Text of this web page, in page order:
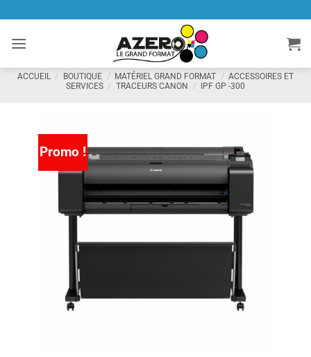
contenu
ACCUEIL / BOUTIQUE / MATÉRIEL GRAND FORMAT / ACCESSOIRES ET
SERVICES / TRACEURS CANON / IPF GP -300
Promo !